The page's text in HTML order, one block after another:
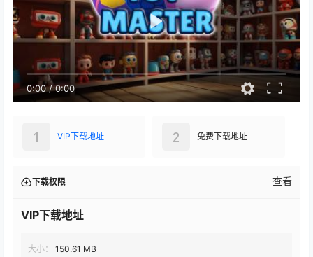
0:00/0:00
VIP下载地址
1 免费下载地址
2
下载权限 查看
VIP下载地址
大小：
150.61 MB